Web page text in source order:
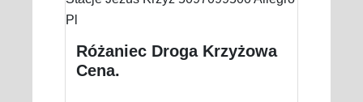
Różaniec Droga Krzyżowa
Cena.